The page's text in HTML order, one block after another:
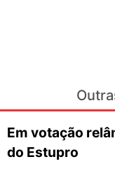
Em votação
do Estupro